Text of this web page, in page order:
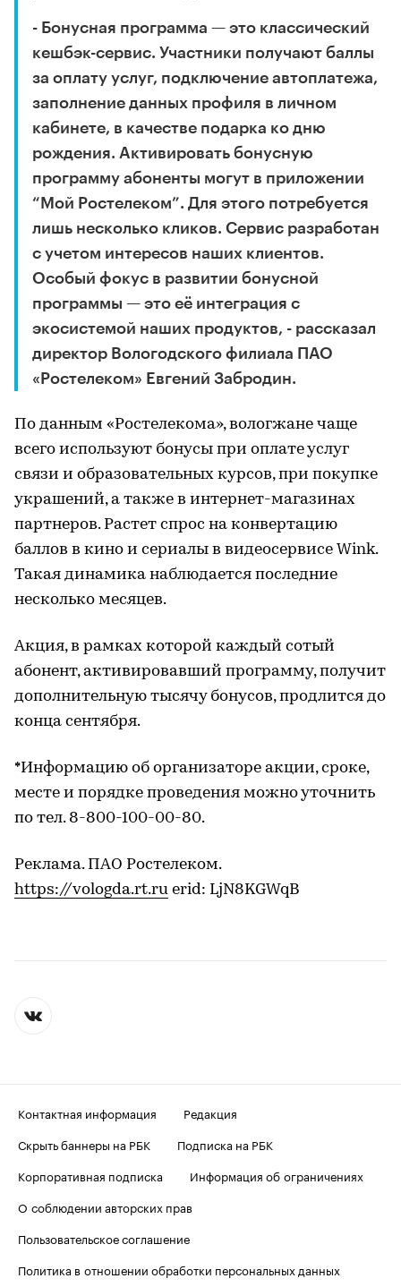
- Бонусная программа — это классический
кешбэк-сервис. Участники получают баллы
за оплату услуг, подключение автоплатежа,
заполнение данных профиля в личном
кабинете, в качестве подарка ко дню
рождения. Активировать бонусную
программу абоненты могут в приложении
“Мой Ростелеком”. Для этого потребуется
лишь несколько кликов. Сервис разработан
с учетом интересов наших клиентов.
Особый фокус в развитии бонусной
программы — это её интеграция с
экосистемой наших продуктов, - рассказал
директор Вологодского филиала ПАО
«Ростелеком» Евгений Забродин.
По данным «Ростелекома», вологжане чаще
всего используют бонусы при оплате услуг
связи и образовательных курсов, при покупке
украшений, а также в интернет-магазинах
партнеров. Растет спрос на конвертацию
баллов в кино и сериалы в видеосервисе Wink.
Такая динамика наблюдается последние
несколько месяцев.
Акция, в рамках которой каждый сотый
абонент, активировавший программу, получит
дополнительную тысячу бонусов, продлится до
конца сентября.
*Информацию об организаторе акции, сроке,
месте и порядке проведения можно уточнить
по тел. 8-800-100-00-80.
Реклама. ПАО Ростелеком.
https://vologda.rt.ru erid: LjN8KGWqB
Контактная информация
Редакция
Скрыть баннеры на РБК
Подписка на РБК
Корпоративная подписка
Информация об ограничениях
О соблюдении авторских прав
Пользовательское соглашение
Политика в отношении обработки персональных данных